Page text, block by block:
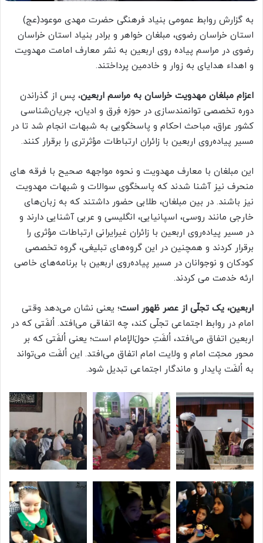
به گزارش روابط عمومی بنیاد فرهنگی حضرت مهدی موعود(عج)
استان خراسان رضوی، مبلغان خواهر و برادر بنیاد استان خراسان
رضوی در مراسم پیاده روی اربعین به نشر معارف امامت مهدویت
و اهداء هدایای به زوار و خادمین پرداختند.
اعزام مبلغان مهدویت خراسان به مراسم اربعین، پس از گذراندن
دوره تخصصی توانمندسازی در حوزه فِرق و ادیان، جریان‌شناسی
کشور عراق، مباحث احکام و پاسخگویی به شبهات انجام شد تا در
مسیر پیاده‌روی اربعین با زائران ارتباطات مؤثرتری را برقرار کنند.
این مبلغان با معارف مهدویت و نحوه مواجهه صحیح با فرقه های
منحرف نیز آشنا شدند که پاسخگوی سوالات و شبهات مهدویت
نیز باشند. در بین مبلغان، طلابی حضور داشتند که به زبان‌های
خارجی مانند روسی، اسپانیایی، انگلیسی و عربی آشنایی دارند و
در مسیر پیاده‌روی اربعین با زائران غیرایرانی ارتباطات مؤثری را
برقرار کردند و همچنین در این گروه‌های تبلیغی، گروه تخصصی
کودکان و نوجوانان در مسیر پیاده‌روی اربعین با برنامه‌های خاصی
ارئه خدمت می کردند.
اربعین، یک تجلّی از عصر ظهور است؛ یعنی نشان می‌دهد وقتی
امام در روابط اجتماعی تجلّی کند، چه اتفاقی می‌افتد. اُلفَتی که در
اربعین اتفاق می‌افتد، اُلفَتِ حولَ‌الإمام است؛ یعنی اُلفَتی که بر
محور محبّت امام و ولایت امام اتفاق می‌افتد. این اُلفَت می‌تواند
به اُلفَت پایدار و ماندگار اجتماعی تبدیل شود.